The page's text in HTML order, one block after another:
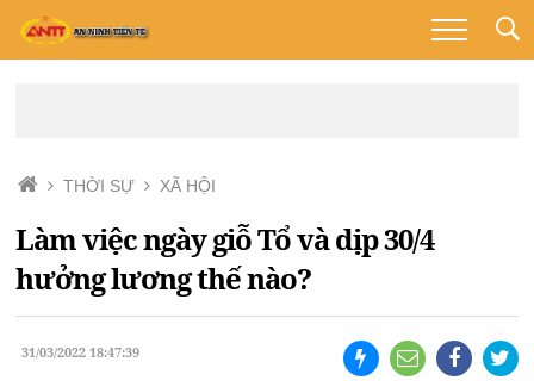
THỜI SỰ XÃ HỘI
Làm việc ngày giỗ Tổ và dịp 30/4
hưởng lương thế nào?
31/03/2022 18:47:39